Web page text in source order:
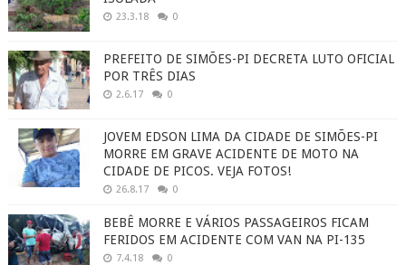
23.3.18 0
PREFEITO DE SIMÕES-PI DECRETA LUTO OFICIAL
POR TRÊS DIAS
2.6.17 0
JOVEM EDSON LIMA DA CIDADE DE SIMÕES-PI
MORRE EM GRAVE ACIDENTE DE MOTO NA
CIDADE DE PICOS. VEJA FOTOS!
26.8.17 0
BEBÊ MORRE E VÁRIOS PASSAGEIROS FICAM
FERIDOS EM ACIDENTE COM VAN NA PI-135
7.4.18 0